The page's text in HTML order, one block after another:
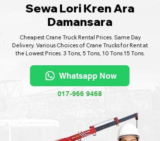
Sewa Lori Kren Ara
Damansara
Cheapest Crane Truck Rental Prices. Same Day
Delivery. Various Choices of Crane Trucks for Rent at
the Lowest Prices. 3 Tons, 5 Tons, 10 Tons 15 Tons.
Whatsapp Now
017-966 9468